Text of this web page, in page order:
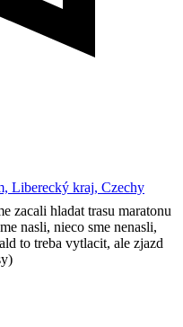
Liberecký kraj, Czechy
zacali hladat trasu maratonu
nasli, nieco sme nenasli,
to treba vytlacit, ale zjazd